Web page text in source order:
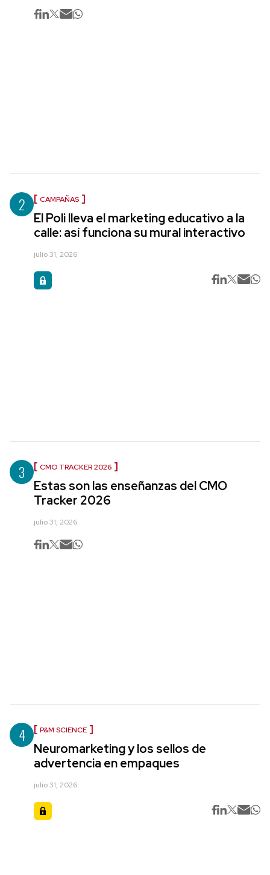
2 CAMPAÑAS
El Poli lleva el marketing educativo a la
calle: así funciona su mural interactivo
julio 31, 2026
3 CMO TRACKER 2026
Estas son las enseñanzas del CMO
Tracker 2026
julio 31, 2026
4 P&M SCIENCE
Neuromarketing y los sellos de
advertencia en empaques
julio 31, 2026